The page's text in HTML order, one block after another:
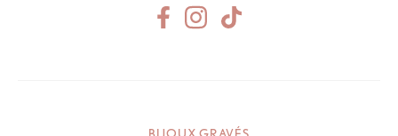
BIJOUX GRAVÉS